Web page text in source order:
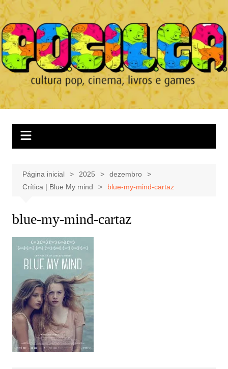
Ir
para
o
conteúdo
Página inicial 2025
dezembro
Crítica | Blue My mind
blue-my-mind-cartaz
blue-my-mind-cartaz